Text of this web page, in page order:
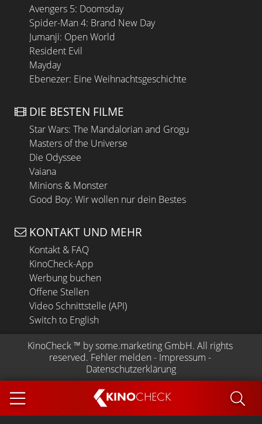
KINOCHECK
Avengers 5: Doomsday
Spider-Man 4: Brand New Day
Jumanji: Open World
Resident Evil
Mayday
Ebenezer: Eine Weihnachtsgeschichte
DIE BESTEN FILME
Star Wars: The Mandalorian and Grogu
Masters of the Universe
Die Odyssee
Vaiana
Minions & Monster
Good Boy: Wir wollen nur dein Bestes
KONTAKT UND MEHR
Kontakt & FAQ
KinoCheck-App
Werbung buchen
Offene Stellen
Video Schnittstelle (API)
Switch to English
KinoCheck ™ by some.marketing GmbH. All rights
reserved. Fehler melden - Impressum -
Datenschutzerklärung